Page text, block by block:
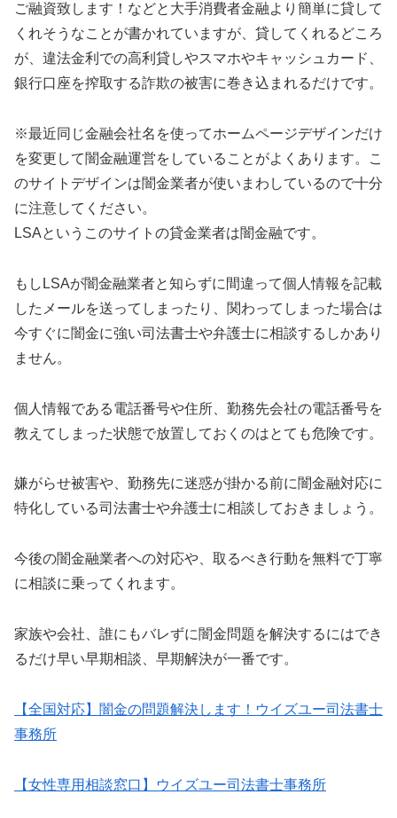
ご融資致します！ などと大手消費者金融より簡単に貸して
くれそうなことが書かれていますが、貸してくれるどころ
が、違法金利での高利貸しやスマホやキャッシュカード、
銀行口座を搾取する詐欺の被害に巻き込まれるだけです。
※最近同じ金融会社名を使ってホームページデザインだけ
を変更して闇金融運営をしていることがよくあります。こ
のサイトデザインは闇金業者が使いまわしているので十分
に注意してください。
LSAというこのサイトの貸金業者は闇金融です。
もし LSAが闇金融業者と知らずに間違って個人情報を記載
したメールを送ってしまったり、関わってしまった場合は
今すぐに闇金に強い司法書士や弁護士に相談するしかあり
ません。
個人情報である電話番号や住所、勤務先会社の電話番号を
教えてしまった状態で放置しておくのはとても危険です。
嫌がらせ被害や、勤務先に迷惑が掛かる前に闇金融対応に
特化している司法書士や弁護士に相談しておきましょう。
今後の闇金融業者への対応や、取るべき行動を無料で丁寧
に相談に乗ってくれます。
家族や会社、誰にもバレずに闇金問題を解決するにはでき
るだけ早い早期相談、早期解決が一番です。
【全国対応】闇金の問題解決します！ウイズユー司法書士
事務所
【女性専用相談窓口】ウイズユー司法書士事務所